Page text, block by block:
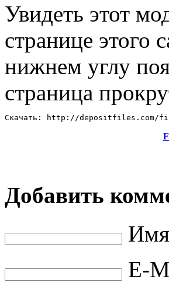
Увидеть этот
странице этого
нижнем углу
страница
Скачать: http://depositfiles.com/
Добавить
Имя
E-